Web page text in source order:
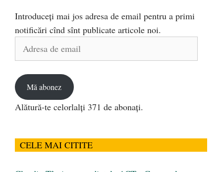
Introduceți mai jos adresa de email pentru a primi
notificări cînd sînt publicate articole noi.
Adresa
Mă abonez
Alătură-te celorlalți 371 de abonați.
CELE MAI CITITE